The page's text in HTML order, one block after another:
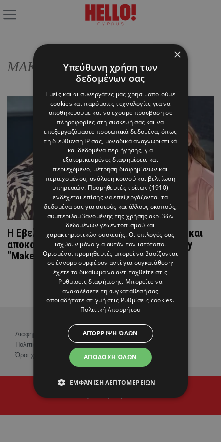
MAKE UP MEETING
Η Εβελίνα Σκίτσκο ανοίγει τη καρδιά της και
αποκαλύπτει τα μυστικά της στο πιο girly
"Makeup meeting"
Διαφήμιση
Πολιτική Προστασίας Προσωπικών Δεδομένων
Όροι χρήσης
×
Υπεύθυνη χρήση των
δεδομένων σας
Εμείς και οι συνεργάτες μας χρησιμοποιούμε
cookies και παρόμοιες τεχνολογίες για να
αποθηκεύουμε και να έχουμε πρόσβαση σε
πληροφορίες στη συσκευή σας και να
επεξεργαζόμαστε προσωπικά δεδομένα, όπως
τη διεύθυνση IP σας, μοναδικά αναγνωριστικά
και δεδομένα περιήγησης, για
εξατομικευμένες διαφημίσεις και
περιεχόμενο, μέτρηση διαφημίσεων και
περιεχομένου, ανάλυση κοινού και βελτίωση
υπηρεσιών. Προμηθευτές τρίτων (1910)
ενδέχεται επίσης να επεξεργάζονται τα
δεδομένα σας για αυτούς και άλλους σκοπούς,
συμπεριλαμβανομένης της χρήσης ακριβών
δεδομένων γεωεντοπισμού και
χαρακτηριστικών συσκευής. Οι επιλογές σας
ισχύουν μόνο για αυτόν τον ιστότοπο.
Ορισμένοι προμηθευτές μπορεί να βασίζονται
σε έννομο συμφέρον αντί για συγκατάθεση·
έχετε το δικαίωμα να αντιταχθείτε στις
Ρυθμίσεις διαφήμισης. Μπορείτε να
ανακαλέσετε τη συγκατάθεσή σας
οποιαδήποτε στιγμή στις Ρυθμίσεις cookies.
Πολιτική Απορρήτου
ΑΠΟΔΟΧΉ ΌΛΩΝ
ΑΠΌΡΡΙΨΗ ΌΛΩΝ
ΕΜΦΆΝΙΣΗ ΛΕΠΤΟΜΕΡΕΙΏΝ